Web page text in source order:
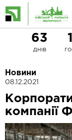
63
ДНІВ
Новини
08.12.2021
компанії